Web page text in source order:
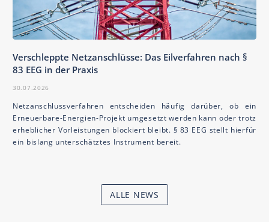
Verschleppte Netzanschlüsse: Das Eilverfahren nach §
83 EEG in der Praxis
30.07.2026
Netzanschlussverfahren entscheiden häufig darüber, ob ein
Erneuerbare-Energien-Projekt umgesetzt werden kann oder trotz
erheblicher Vorleistungen blockiert bleibt. § 83 EEG stellt hierfür
ein bislang unterschätztes Instrument bereit.
ALLE NEWS